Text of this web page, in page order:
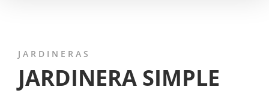
JARDINERA SIMPLE
JARDINERAS